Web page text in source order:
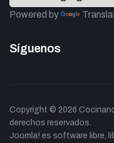
Powered by
Síguenos
Copyright © 2026
derechos reservados.
Joomla! es software libre,